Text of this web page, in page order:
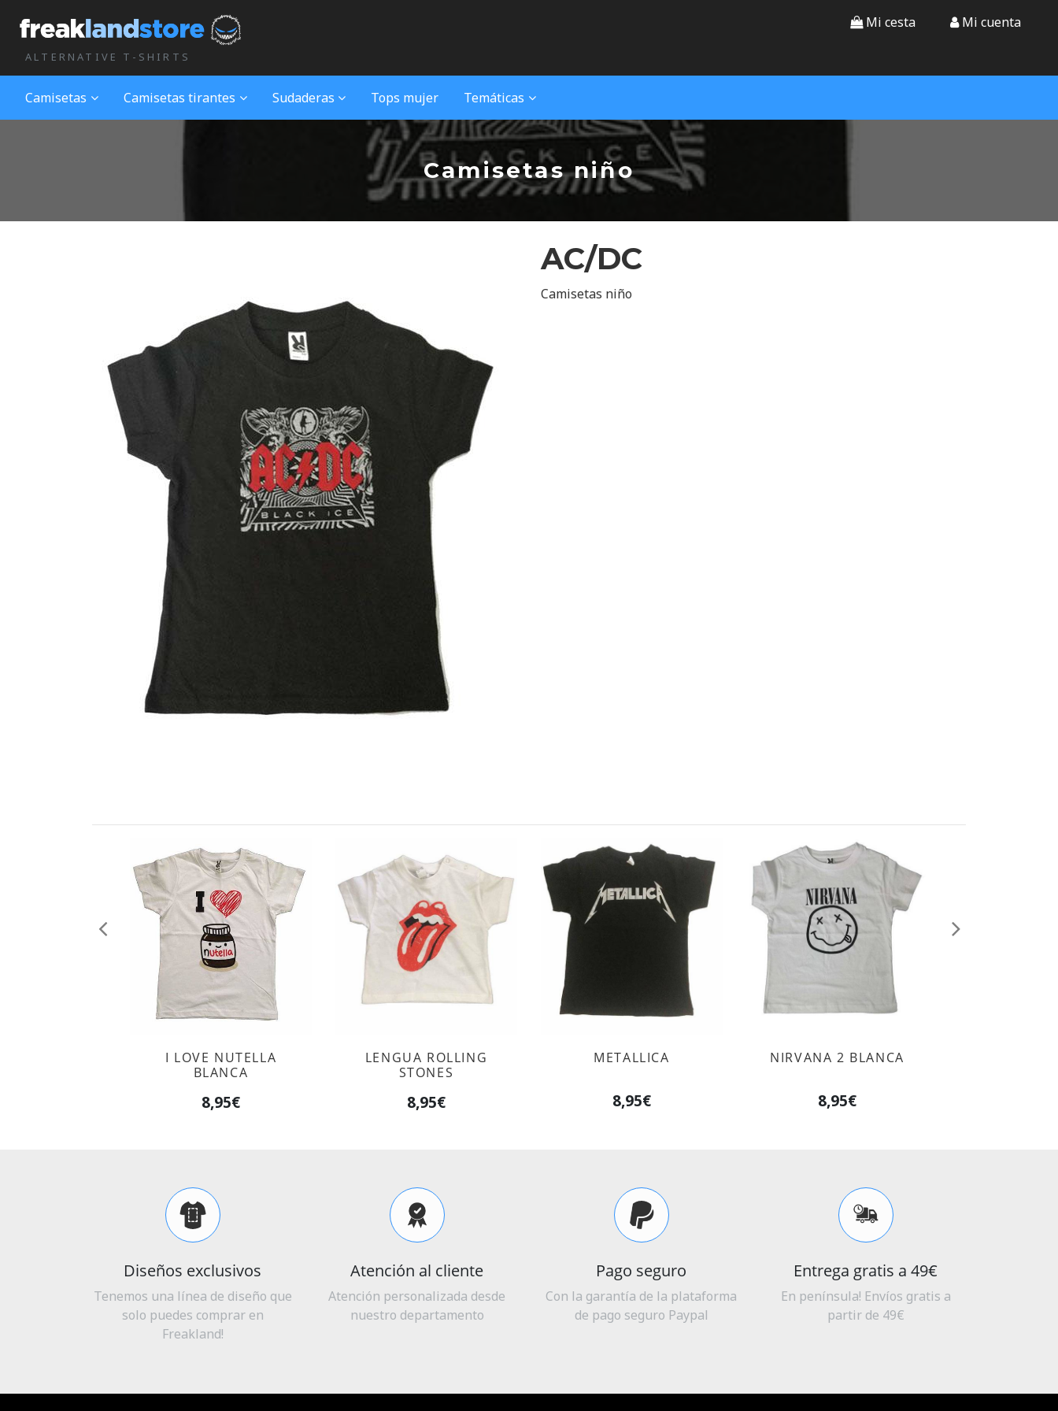
ALTERNATIVE T-SHIRTS
Mi cesta Mi cuenta
Camisetas Camisetas tirantes Sudaderas Tops mujer Temáticas
Camisetas niño
AC/DC
Camisetas niño
I LOVE NUTELLA
BLANCA
8,95€
LENGUA ROLLING
STONES
8,95€
METALLICA
8,95€
NIRVANA 2 BLANCA
8,95€
Anterior Siguiente
Diseños exclusivos
Tenemos una línea de diseño que
solo puedes comprar en
Freakland!
Atención al cliente
Atención personalizada desde
nuestro departamento
Pago seguro
Con la garantía de la plataforma
de pago seguro Paypal
Entrega gratis a 49€
En península! Envíos gratis a
partir de 49€